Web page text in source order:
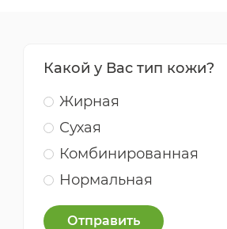
Какой у Вас тип кожи?
Жирная
Сухая
Комбинированная
Нормальная
Отправить